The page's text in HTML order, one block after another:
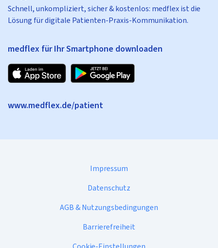
Schnell, unkompliziert, sicher & kostenlos: medflex ist die
Lösung für digitale Patienten-Praxis-Kommunikation.
medflex für Ihr Smartphone downloaden
www.medflex.de/patient
Impressum
Datenschutz
AGB & Nutzungsbedingungen
Barrierefreiheit